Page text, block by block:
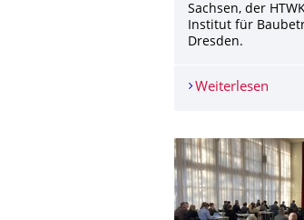
Sachsen, der
Institut für
Dresden.
Weiterlesen